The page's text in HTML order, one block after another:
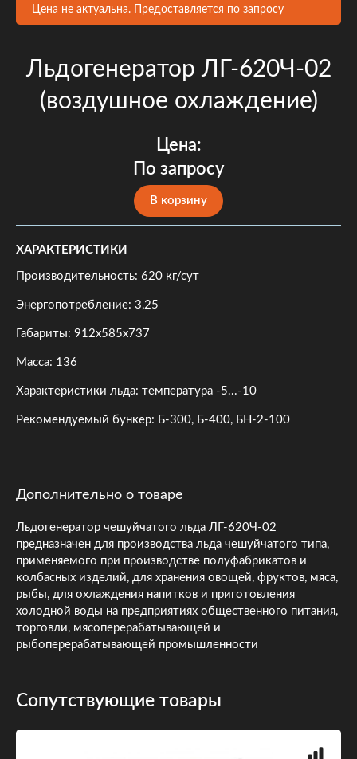
Цена не актуальна. Предоставляется по запросу
Льдогенератор ЛГ-620Ч-02
(воздушное охлаждение)
Цена:
По запросу
В корзину
ХАРАКТЕРИСТИКИ
Производительность: 620 кг/сут
Энергопотребление: 3,25
Габариты: 912х585х737
Масса: 136
Характеристики льда: температура -5...-10
Рекомендуемый бункер: Б-300, Б-400, БН-2-100
Дополнительно о товаре
Льдогенератор чешуйчатого льда ЛГ-620Ч-02
предназначен для производства льда чешуйчатого типа,
применяемого при производстве полуфабрикатов и
колбасных изделий, для хранения овощей, фруктов, мяса,
рыбы, для охлаждения напитков и приготовления
холодной воды на предприятиях общественного питания,
торговли, мясоперерабатывающей и
рыбоперерабатывающей промышленности
Сопутствующие товары